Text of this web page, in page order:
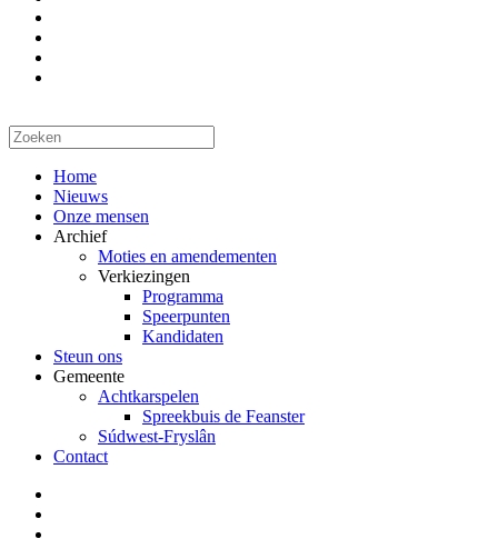
Home
Nieuws
Onze mensen
Archief
Moties en amendementen
Verkiezingen
Programma
Speerpunten
Kandidaten
Steun ons
Gemeente
Achtkarspelen
Spreekbuis de Feanster
Súdwest-Fryslân
Contact